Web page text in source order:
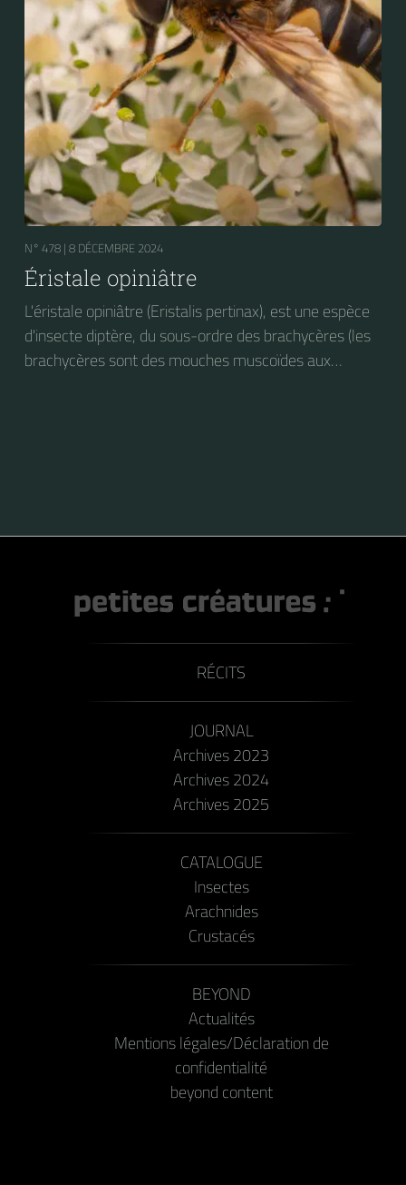
N° 478 | 8 DÉCEMBRE 2024
Éristale opiniâtre
L'éristale opiniâtre (Eristalis pertinax), est une espèce
d'insecte diptère, du sous-ordre des brachycères (les
brachycères sont des mouches muscoïdes aux
RÉCITS
JOURNAL
Archives 2023
Archives 2024
Archives 2025
CATALOGUE
Insectes
Arachnides
Crustacés
BEYOND
Actualités
Mentions légales/Déclaration de
confidentialité
beyond content